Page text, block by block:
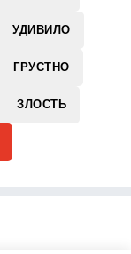
УДИВИЛО
ГРУСТНО
ЗЛОСТЬ